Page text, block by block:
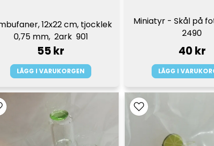
12x22 cm, tjocklek
0,75 mm,  2ark  901
55 kr
LÄGG I VARUKORGEN
Miniatyr - Skål på
2490
40 kr
LÄGG I